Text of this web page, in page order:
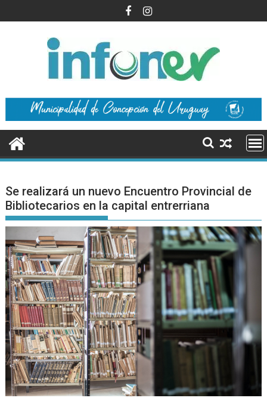
al
Se realizará un nuevo Encuentro Provincial de
Bibliotecarios en la capital entrerriana